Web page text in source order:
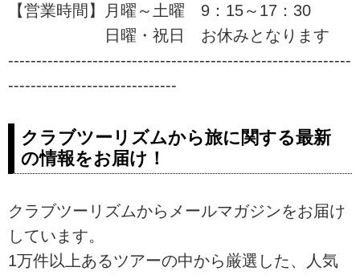
【営業時間】月曜～土曜 9：15～17：30
日曜・祝日 お休みとなります
-------------------------------------------------------------
------------------------------
クラブツーリズムから旅に関する最新
の情報をお届け！
クラブツーリズムからメールマガジンをお届け
しています。
1万件以上あるツアーの中から厳選した、人気